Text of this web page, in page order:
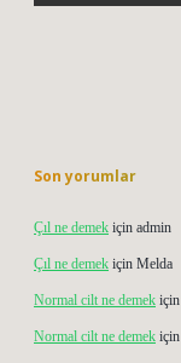
Son yorumlar
Çıl ne demek için admin
Çıl ne demek için Melda
Normal cilt ne demek için
Normal cilt ne demek için